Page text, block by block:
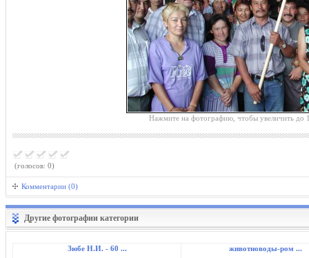
Нажмите на фотографию, чтобы увеличить до
(голосов: 0)
Комментарии (0)
Другие фотографии категории
Зюбе Н.И. - 60 ... животноводы-ром ...